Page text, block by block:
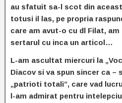
au sfatuit sa-l scot din
totusi il las, pe propria
care am avut-o cu dl Filat,
sertarul cu inca un articol…
L-am ascultat miercuri la
Diacov si va spun sincer ca –
„patrioti totali”, care vad
l-am admirat pentru